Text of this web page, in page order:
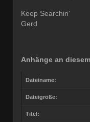
Keep Searchin'
Gerd
Anhänge an
Dateiname:
Dateigröße:
Titel: